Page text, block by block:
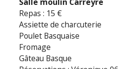
Repas : 15 €
Assiette de charcuterie
Poulet Basquaise
Fromage
Gâteau Basque